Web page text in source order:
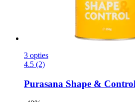
3 opties
4.5 (2)
Purasana Shape &